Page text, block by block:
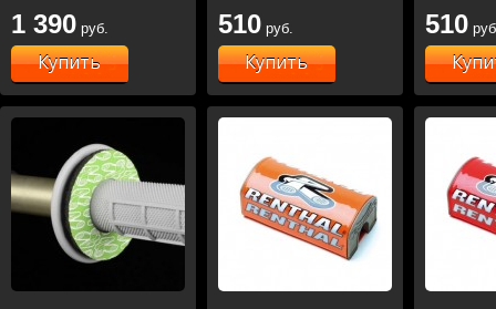
1 390 руб.
Купить
510 руб.
Купить
510